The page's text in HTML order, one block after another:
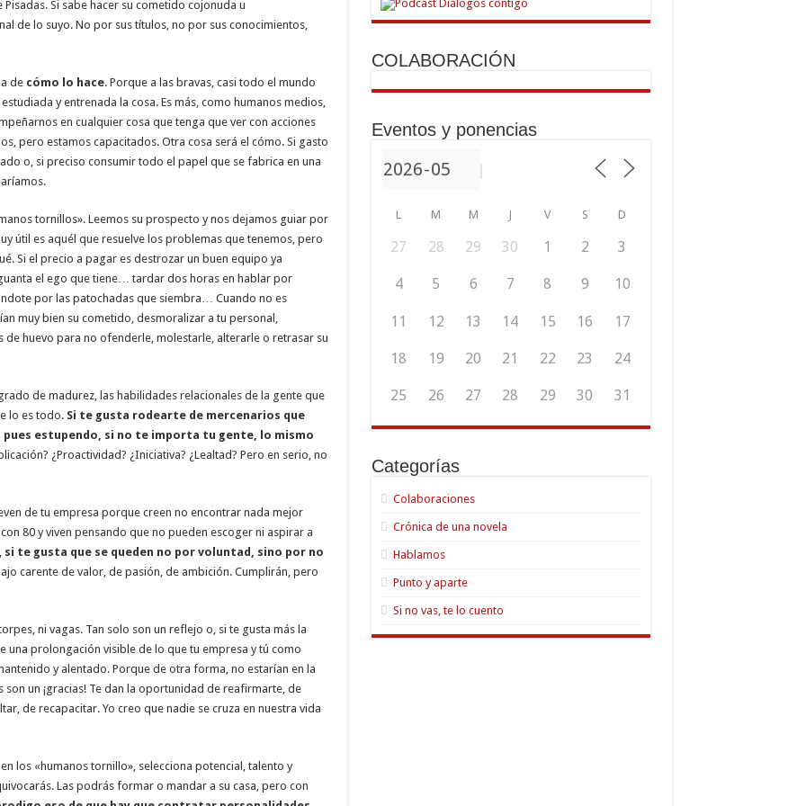
Si sabe hacer su cometido cojonuda u
de lo suyo. No por sus títulos, no por sus conocimientos,
de cómo lo hace. Porque a las bravas, casi todo el mundo
y entrenada la cosa. Es más, como humanos medios,
en cualquier cosa que tenga que ver con acciones
pero estamos capacitados. Otra cosa será el cómo. Si gasto
o, si preciso consumir todo el papel que se fabrica en una
tornillos». Leemos su prospecto y nos dejamos guiar por
útil es aquél que resuelve los problemas que tenemos, pero
Si el precio a pagar es destrozar un buen equipo ya
el ego que tiene… tardar dos horas en hablar por
por las patochadas que siembra… Cuando no es
muy bien su cometido, desmoralizar a tu personal,
de huevo para no ofenderle, molestarle, alterarle o retrasar su
de madurez, las habilidades relacionales de la gente que
lo es todo. Si te gusta rodearte de mercenarios que
estupendo, si no te importa tu gente, lo mismo
¿Proactividad? ¿Iniciativa? ¿Lealtad? Pero en serio, no
de tu empresa porque creen no encontrar nada mejor
80 y viven pensando que no pueden escoger ni aspirar a
si te gusta que se queden no por voluntad, sino por no
carente de valor, de pasión, de ambición. Cumplirán, pero
ni vagas. Tan solo son un reflejo o, si te gusta más la
una prolongación visible de lo que tu empresa y tú como
y alentado. Porque de otra forma, no estarían en la
un ¡gracias! Te dan la oportunidad de reafirmarte, de
de recapacitar. Yo creo que nadie se cruza en nuestra vida
los «humanos tornillo», selecciona potencial, talento y
Las podrás formar o mandar a su casa, pero con
COLABORACIÓN
Eventos y ponencias
L M M J V S D
27 28 29 30 1 2 3
4 5 6 7 8 9 10
11 12 13 14 15 16 17
18 19 20 21 22 23 24
25 26 27 28 29 30 31
Categorías
Colaboraciones
Crónica de una novela
Hablamos
Punto y aparte
Si no vas, te lo cuento